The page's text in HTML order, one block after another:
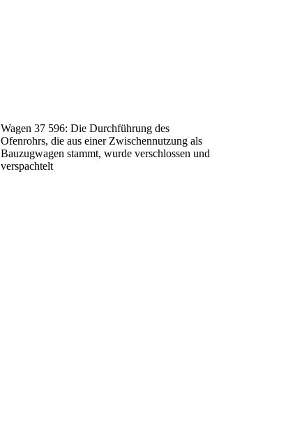
Wagen 37 596: Die Durchführung des
Ofenrohrs, die aus einer Zwischennutzung als
Bauzugwagen stammt, wurde verschlossen und
verspachtelt